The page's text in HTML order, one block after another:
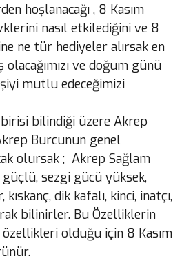
hoşlanacağı , 8 Kasım
nasıl etkilediğini ve 8
ne tür hediyeler alırsak en
ve doğum günü
mutlu edeceğimizi
bilindiği üzere Akrep
Burcunun genel
olursak ; Akrep Sağlam
güçlü, sezgi gücü yüksek,
kıskanç, dik kafalı, kinci, inatçı,
bilinirler. Bu Özelliklerin
olduğu için 8 Kasım